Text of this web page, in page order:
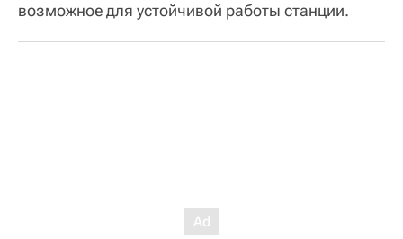
возможное для устойчивой работы станции.